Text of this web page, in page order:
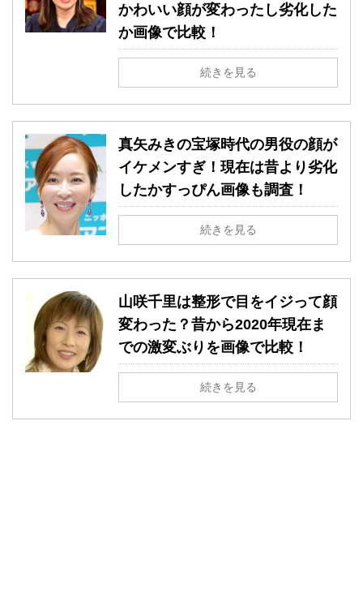
かわいい顔が変わったし劣化した
か画像で比較！
続きを見る
真矢みきの宝塚時代の男役の顔が
イケメンすぎ！現在は昔より劣化
したかすっぴん画像も調査！
続きを見る
山咲千里は整形で目をイジって顔
変わった？昔から2020年現在ま
での激変ぶりを画像で比較！
続きを見る